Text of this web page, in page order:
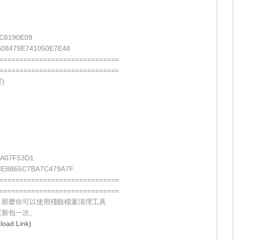
)
麼你可以使用殘餘檔案清理工具
包一次。
Link)